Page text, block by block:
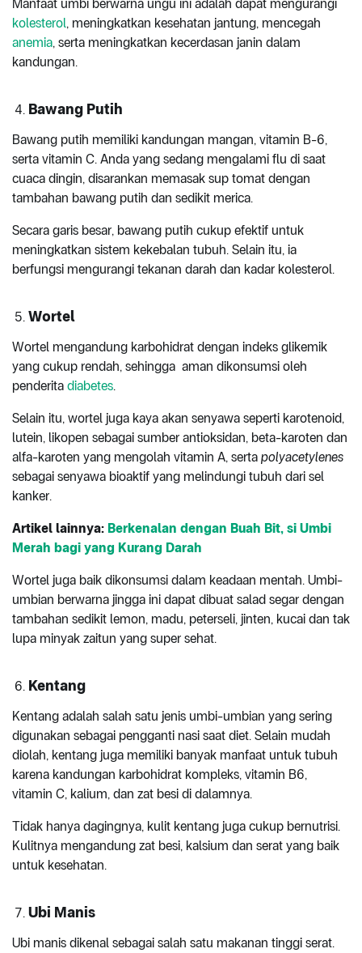
Manfaat umbi berwarna ungu ini adalah dapat mengurangi
kolesterol, meningkatkan kesehatan jantung, mencegah
anemia, serta meningkatkan kecerdasan janin dalam
kandungan.
Bawang Putih
Bawang putih memiliki kandungan mangan, vitamin B-6,
serta vitamin C. Anda yang sedang mengalami flu di saat
cuaca dingin, disarankan memasak sup tomat dengan
tambahan bawang putih dan sedikit merica.
Secara garis besar, bawang putih cukup efektif untuk
meningkatkan sistem kekebalan tubuh. Selain itu, ia
berfungsi mengurangi tekanan darah dan kadar kolesterol.
Wortel
Wortel mengandung karbohidrat dengan indeks glikemik
yang cukup rendah, sehingga aman dikonsumsi oleh
penderita diabetes.
Selain itu, wortel juga kaya akan senyawa seperti karotenoid,
lutein, likopen sebagai sumber antioksidan, beta-karoten dan
alfa-karoten yang mengolah vitamin A, serta polyacetylenes
sebagai senyawa bioaktif yang melindungi tubuh dari sel
kanker.
Artikel lainnya: Berkenalan dengan Buah Bit, si Umbi
Merah bagi yang Kurang Darah
Wortel juga baik dikonsumsi dalam keadaan mentah. Umbi-
umbian berwarna jingga ini dapat dibuat salad segar dengan
tambahan sedikit lemon, madu, peterseli, jinten, kucai dan tak
lupa minyak zaitun yang super sehat.
Kentang
Kentang adalah salah satu jenis umbi-umbian yang sering
digunakan sebagai pengganti nasi saat diet. Selain mudah
diolah, kentang juga memiliki banyak manfaat untuk tubuh
karena kandungan karbohidrat kompleks, vitamin B6,
vitamin C, kalium, dan zat besi di dalamnya.
Tidak hanya dagingnya, kulit kentang juga cukup bernutrisi.
Kulitnya mengandung zat besi, kalsium dan serat yang baik
untuk kesehatan.
Ubi Manis
Ubi manis dikenal sebagai salah satu makanan tinggi serat.